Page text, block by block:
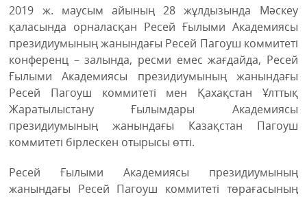
2019 ж. маусым айының 28 жұлдызында Мәскеу
қаласында орналасқан Ресей Ғылыми Академиясы
президиумының жанындағы Ресей Пагоуш коммитеті
конференц – залында, ресми емес жағдайда, Ресей
Ғылыми Академиясы президиумының жанындағы
Ресей Пагоуш коммитеті мен Қахақстан Ұлттық
Жаратылыстану Ғылымдары Академиясы
президиумының жанындағы Казақстан Пагоуш
коммитеті бірлескен отырысы өтті.
Ресей Ғылыми Академиясы президиумының
жанындағы Ресей Пагоуш коммитеті төрағасының